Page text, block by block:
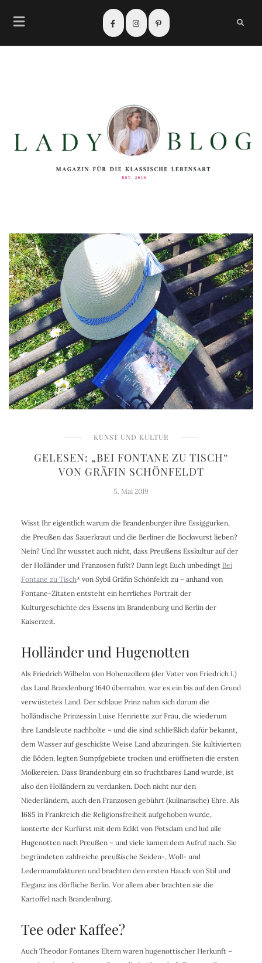
KUNST UND KULTUR
GELESEN: „BEI FONTANE ZU TISCH“
VON GRÄFIN SCHÖNFELDT
5. Mai 2019
Wisst Ihr eigentlich warum die Brandenburger ihre Essiggurken,
die Preußen das Sauerkraut und die Berliner die Bockwurst lieben?
Nein? Und Ihr wusstet auch nicht, dass Preußens Esskultur auf der
der Holländer und Franzosen fußt? Dann legt Euch unbedingt Bei
Fontane zu Tisch* von Sybil Gräfin Schönfeldt zu – anhand von
Fontane-Zitaten entsteht ein herrliches Portrait der
Kulturgeschichte des Essens im Brandenburg und Berlin der
Kaiserzeit.
Holländer und Hugenotten
Als Friedrich Wilhelm von Hohenzollern (der Vater von Friedrich I.)
das Land Brandenburg 1640 übernahm, war es ein bis auf den Grund
verwüstetes Land. Der schlaue Prinz nahm sich darum die
holländische Prinzessin Luise Henriette zur Frau, die wiederum
ihre Landsleute nachholte – und die sind schließlich dafür bekannt,
dem Wasser auf geschickte Weise Land abzuringen. Sie kultivierten
die Böden, legten Sumpfgebiete trocken und eröffneten die ersten
Molkereien. Dass Brandenburg ein so fruchtbares Land wurde, ist
also den Holländern zu verdanken. Doch nicht nur den
Niederländern, auch den Franzosen gebührt (kulinarische) Ehre. Als
1685 in Frankreich die Religionsfreiheit aufgehoben wurde,
konterte der Kurfürst mit dem Edikt von Potsdam und lud alle
Hugenotten nach Preußen – und viele kamen dem Aufruf nach. Sie
begründeten zahlreiche preußische Seiden-, Woll- und
Ledermanufakturen und brachten den ersten Hauch von Stil und
Eleganz ins dörfliche Berlin. Vor allem aber brachten sie die
Kartoffel nach Brandenburg.
Tee oder Kaffee?
Auch Theodor Fontanes Eltern waren hugenottischer Herkunft –